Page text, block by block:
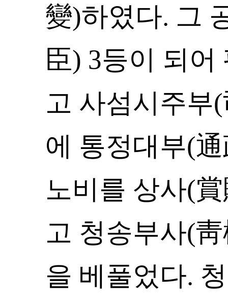
變)하였다. 그
臣) 3등이 되
고 사섬시주부
에 통정대부(
노비를 상사(
고 청송부사(
을 베풀었다.